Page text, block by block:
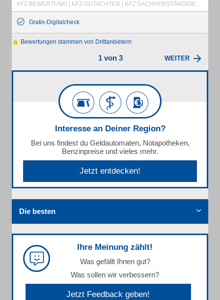
KFZ BEWERTUNG | KFZ GUTACHTER | KFZ SACHVERSTÄNDIGER | KFZ-GUTACHTER | KFZ-SACHVERSTÄNDIGER
Gratis-Digitalcheck
Bewertungen stammen von Drittanbietern
1 von 3 WEITER
Interesse an Deiner Region?
Bei uns findest du Geldautomaten, Notapotheken,
Benzinpreise und vieles mehr.
Jetzt entdecken!
Die besten
Ihre Meinung zählt!
Was gefällt Ihnen gut?
Was sollen wir verbessern?
Jetzt Feedback geben!